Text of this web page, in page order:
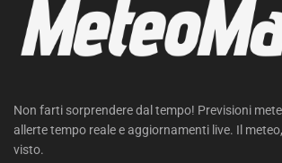
Non farti sorprendere dal tempo! Previsioni
allerte tempo reale e aggiornamenti live. Il
visto.